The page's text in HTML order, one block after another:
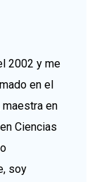
2002 y me
en el
en
Ciencias
soy